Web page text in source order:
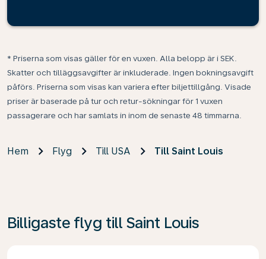
* Priserna som visas gäller för en vuxen. Alla belopp är i SEK.
Skatter och tilläggsavgifter är inkluderade. Ingen bokningsavgift
påförs. Priserna som visas kan variera efter biljettillgång. Visade
priser är baserade på tur och retur-sökningar för 1 vuxen
passagerare och har samlats in inom de senaste 48 timmarna.
Hem Flyg Till USA Till Saint Louis
Billigaste flyg till Saint Louis